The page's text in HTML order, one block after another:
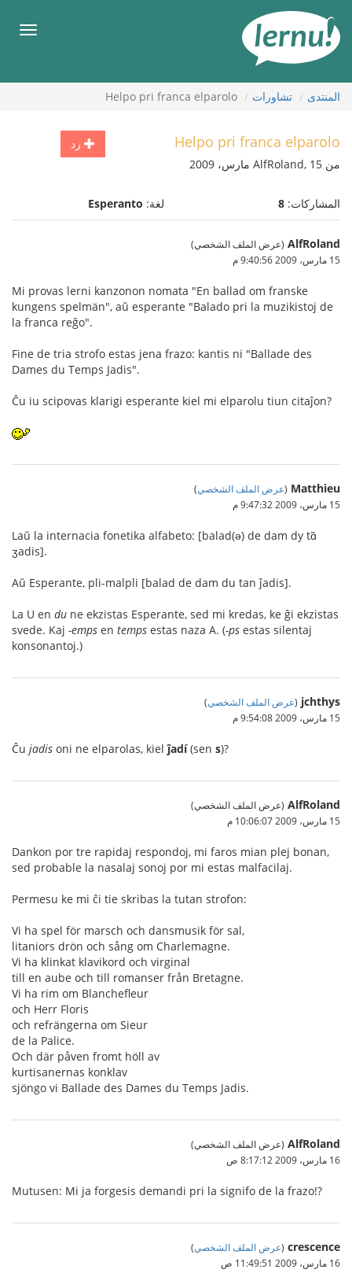
المحتويات
قائمة
المنتدى تشاورات Helpo pri franca elparolo
رد Helpo pri franca elparolo
من AlfRoland, 15 مارس، 2009
المشاركات: 8 لغة: Esperanto
AlfRoland (عرض الملف الشخصي)
15 مارس، 2009 9:40:56 م
Mi provas lerni kanzonon nomata "En ballad om franske
kungens spelmän", aŭ esperante "Balado pri la muzikistoj de
la franca reĝo".
Fine de tria strofo estas jena frazo: kantis ni "Ballade des
Dames du Temps Jadis".
Ĉu iu scipovas klarigi esperante kiel mi elparolu tiun citaĵon?
Matthieu
(عرض الملف الشخصي)
15 مارس، 2009 9:47:32 م
Laŭ la internacia fonetika alfabeto: [balad(ə) de dam dy tɑ̃
ʒadis].
Aŭ Esperante, pli-malpli [balad de dam du tan ĵadis].
La U en du ne ekzistas Esperante, sed mi kredas, ke ĝi ekzistas
svede. Kaj -emps en temps estas naza A. (-ps estas silentaj
konsonantoj.)
jchthys
(عرض الملف الشخصي)
15 مارس، 2009 9:54:08 م
Ĉu jadis oni ne elparolas, kielĵadí(sen s)?
AlfRoland (عرض الملف الشخصي)
15 مارس، 2009 10:06:07 م
Dankon por tre rapidaj respondoj, mi faros mian plej bonan,
sed probable la nasalaj sonoj por mi estas malfacilaj.
Permesu ke mi ĉi tie skribas la tutan strofon:
Vi ha spel för marsch och dansmusik för sal,
litaniors drön och sång om Charlemagne.
Vi ha klinkat klavikord och virginal
till en aube och till romanser från Bretagne.
Vi ha rim om Blanchefleur
och Herr Floris
och refrängerna om Sieur
de la Palice.
Och där påven fromt höll av
kurtisanernas konklav
sjöngo vi Ballade des Dames du Temps Jadis.
AlfRoland (عرض الملف الشخصي)
16 مارس، 2009 8:17:12 ص
Mutusen: Mi ja forgesis demandi pri la signifo de la frazo!?
crescence
(عرض الملف الشخصي)
16 مارس، 2009 11:49:51 ص